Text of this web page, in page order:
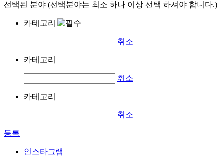
선택된 분야 (선택분야는 최소 하나 이상 선택 하셔야 합니다.)
카테고리
취소
카테고리
취소
카테고리
취소
등록
인스타그램